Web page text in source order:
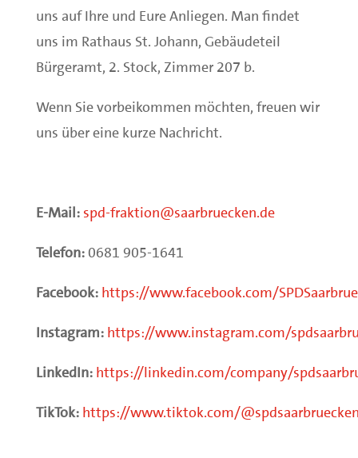
uns auf Ihre und Eure Anliegen. Man findet
uns im Rathaus St. Johann, Gebäudeteil
Bürgeramt, 2. Stock, Zimmer 207 b.
Wenn Sie vorbeikommen möchten, freuen wir
uns über eine kurze Nachricht.
E-Mail: spd-fraktion@saarbruecken.de
Telefon:0681 905-1641
Facebook: https://www.facebook.com/
Instagram: https://www.instagram.com/
LinkedIn: https://linkedin.com/company/
TikTok: https://www.tiktok.com/